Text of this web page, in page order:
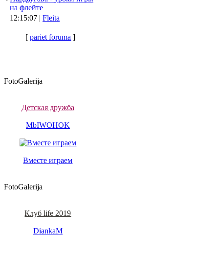
на флейте
12:15:07 | Fleita
[pāriet forumā ]
FotoGalerija
Детская дружба
MbIWOHOK
Вместе играем
FotoGalerija
Клуб life 2019
DiankaM